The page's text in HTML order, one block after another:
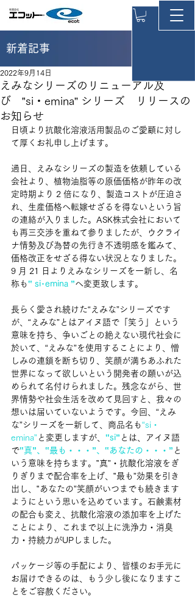
新着記事
えみなシリーズのリニューアル及
び ‟si・emina” シリーズ リリースの
お知らせ
2022年9月14日
日頃より抗酸化溶液活用製品のご愛顧に対し
て厚くお礼申し上げます。
過日、えみなシリーズの製造を依頼している
会社より、植物油脂等の原価価格が昨年の改
定時期より 2 倍になり、製造コストが圧迫さ
れ、生産価格へ転嫁せざるを得ないという旨
の連絡が入りました。ASK株式会社において
も再三交渉を重ねて参りましたが、ウクライ
ナ情勢及び為替の先行き不透明感を鑑みて、
価格改正をせざる得ない状況となりました。
9 月 21 日よりえみなシリーズを一新し、名
称も‟ si･emina ”へ変更致します。
長らく愛され続けた“えみな”シリーズです
が、“えみな”とはアイヌ語で「笑う」という
意味を持ち、争いごとの絶えない現代社会に
於いて、“えみな”を使用することにより、憎
しみの連鎖を断ち切り、笑顔が満ちあふれた
世界になって欲しいという開発者の願いが込
められて名付けられました。残念ながら、世
界情勢や社会生活を改めて見回すと、我々の
想いは届いていないようです。今回、“えみ
な”シリーズを一新して、商品名も“si・
emina” と変更しますが、 ‟si” とは、アイヌ語
で‟真”、‟最も・・・”、‟あなたの・・・” と
いう意味を持ちます。‟真”・抗酸化溶液をぎ
りぎりまで配合率を上げ、‟最も”効果を引き
出し、‟あなたの”笑顔がいつまでも続きます
ようにという思いを込めています。石鹸素材
の配合も変え、抗酸化溶液の添加率を上げた
ことにより、これまで以上に洗浄力・消臭
力・持続力がUPしました。
パッケージ等の手配により、皆様のお手元に
お届けできるのは、もう少し後になりますこ
とをご容赦ください。